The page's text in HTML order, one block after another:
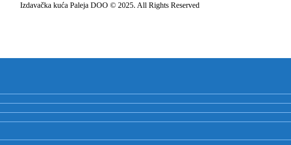
Izdavačka kuća Paleja DOO © 2025. All Rights Reserved